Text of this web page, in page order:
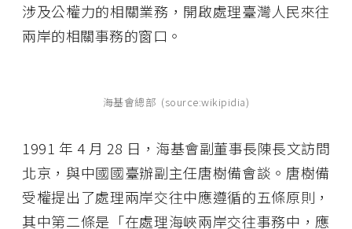
涉及公權力的相關業務，開啟處理臺灣人民來往
兩岸的相關事務的窗口。
海基會總部 (source:wikipidia)
1991 年 4 月 28 日，海基會副董事長陳長文訪問
北京，與中國國臺辦副主任唐樹備會談。唐樹備
受權提出了處理兩岸交往中應遵循的五條原則，
其中第二條是「在處理海峽兩岸交往事務中，應